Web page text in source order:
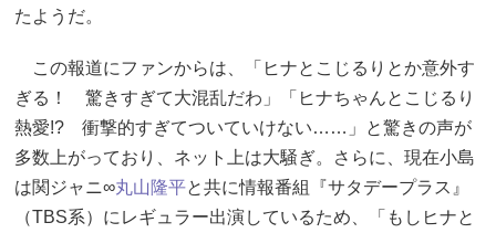
たようだ。
この報道にファンからは、「ヒナとこじるりとか意外す
ぎる！ 驚きすぎて大混乱だわ」「ヒナちゃんとこじるり
熱愛!? 衝撃的すぎてついていけない……」と驚きの声が
多数上がっており、ネット上は大騒ぎ。さらに、現在小島
は関ジャニ∞丸山隆平と共に情報番組『サタデープラス』
（TBS系）にレギュラー出演しているため、「もしヒナと